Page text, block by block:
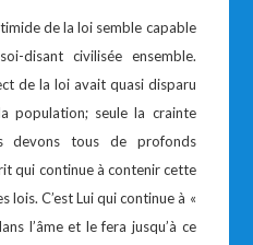
de la loi semble capable
disant civilisée ensemble.
de la loi avait quasi disparu
population; seule la crainte
devons tous de profonds
qui continue à contenir cette
lois. C’est Lui qui continue à «
l’âme et le fera jusqu’à ce